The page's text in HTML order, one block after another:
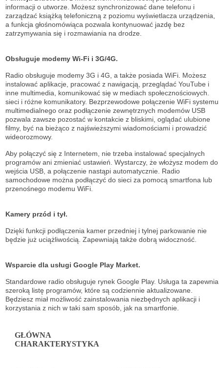
informacji o utworze. Możesz synchronizować dane telefonu i
zarządzać książką telefoniczną z poziomu wyświetlacza urządzenia,
a funkcja głośnomówiąca pozwala kontynuować jazdę bez
zatrzymywania się i rozmawiania na drodze.
Obsługuje modemy Wi-Fi i 3G/4G.
Radio obsługuje modemy 3G i 4G, a także posiada WiFi. Możesz
instalować aplikacje, pracować z nawigacją, przeglądać YouTube i
inne multimedia, komunikować się w mediach społecznościowych.
sieci i różne komunikatory. Bezprzewodowe połączenie WiFi systemu
multimedialnego oraz podłączenie zewnętrznych modemów USB
pozwala zawsze pozostać w kontakcie z bliskimi, oglądać ulubione
filmy, być na bieżąco z najświeższymi wiadomościami i prowadzić
wideorozmowy.
Aby połączyć się z Internetem, nie trzeba instalować specjalnych
programów ani zmieniać ustawień. Wystarczy, że włożysz modem do
wejścia USB, a połączenie nastąpi automatycznie. Radio
samochodowe można podłączyć do sieci za pomocą smartfona lub
przenośnego modemu WiFi.
Kamery przód i tył.
Dzięki funkcji podłączenia kamer przedniej i tylnej parkowanie nie
będzie już uciążliwością. Zapewniają także dobrą widoczność.
Wsparcie dla usługi Google Play Market.
Standardowe radio obsługuje rynek Google Play. Usługa ta zapewnia
szeroką listę programów, które są codziennie aktualizowane.
Będziesz miał możliwość zainstalowania niezbędnych aplikacji i
korzystania z nich w taki sam sposób, jak na smartfonie.
GŁÓWNA
CHARAKTERYSTYKA